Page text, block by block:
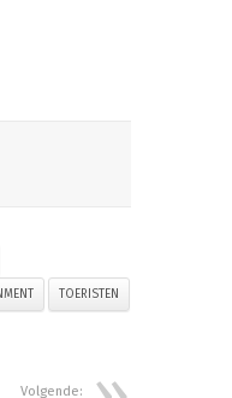
TOERISTEN
Volgende: